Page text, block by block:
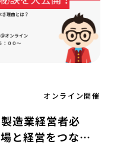
オンライン開催
造業経営者必
と経営をつな